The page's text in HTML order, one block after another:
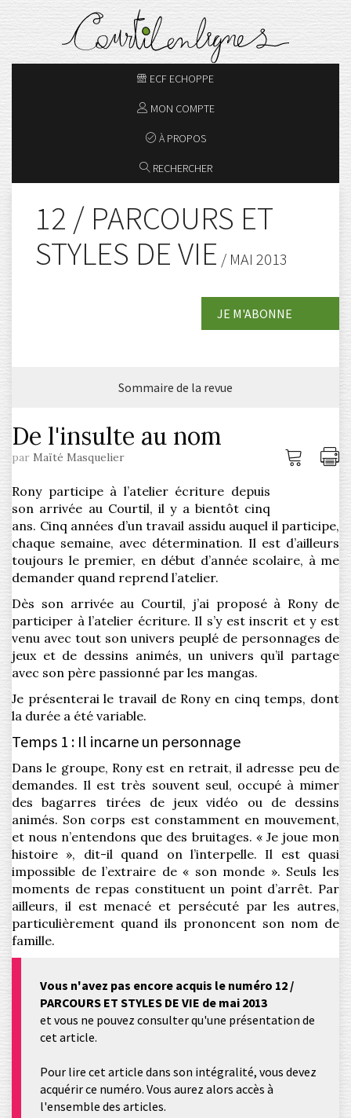
ECF ECHOPPE
MON COMPTE
À PROPOS
RECHERCHER
12 / PARCOURS ET
STYLES DE VIE / MAI 2013
JE M'ABONNE
Sommaire de la revue
Me
De l'insulte au nom
par Maïté Masquelier
Rony participe à l’atelier écriture depuis
son arrivée au Courtil, il y a bientôt cinq
ans. Cinq années d’un travail assidu auquel il participe,
chaque semaine, avec détermination. Il est d’ailleurs
toujours le premier, en début d’année scolaire, à me
demander quand reprend l’atelier.
Dès son arrivée au Courtil, j’ai proposé à Rony de
participer à l’atelier écriture. Il s’y est inscrit et y est
venu avec tout son univers peuplé de personnages de
jeux et de dessins animés, un univers qu’il partage
avec son père passionné par les mangas.
Je présenterai le travail de Rony en cinq temps, dont
la durée a été variable.
Temps 1 : Il incarne un personnage
Dans le groupe, Rony est en retrait, il adresse peu de
demandes. Il est très souvent seul, occupé à mimer
des bagarres tirées de jeux vidéo ou de dessins
animés. Son corps est constamment en mouvement,
et nous n’entendons que des bruitages. « Je joue mon
histoire », dit-il quand on l’interpelle. Il est quasi
impossible de l’extraire de « son monde ». Seuls les
moments de repas constituent un point d’arrêt. Par
ailleurs, il est menacé et persécuté par les autres,
particulièrement quand ils prononcent son nom de
famille.
Vous n'avez pas encore acquis le numéro 12 /
PARCOURS ET STYLES DE VIE de mai 2013
et vous ne pouvez consulter qu'une présentation de
cet article.
Pour lire cet article dans son intégralité, vous devez
acquérir ce numéro. Vous aurez alors accès à
l'ensemble des articles.